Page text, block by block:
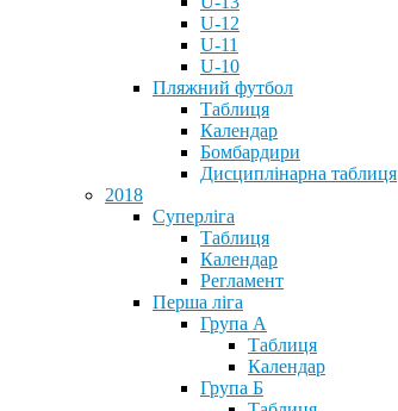
U-12
U-11
U-10
Пляжний футбол
Таблиця
Календар
Бомбардири
Дисциплінарна таблиця
2018
Суперліга
Таблиця
Календар
Регламент
Перша ліга
Група А
Таблиця
Календар
Група Б